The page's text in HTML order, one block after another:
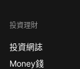
投資理財
投資網誌
Money錢